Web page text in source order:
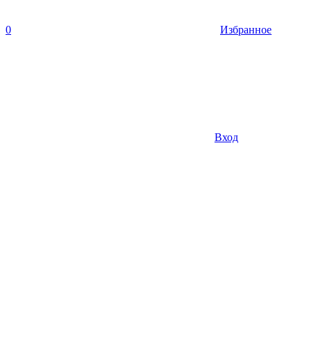
0 Избранное
Вход